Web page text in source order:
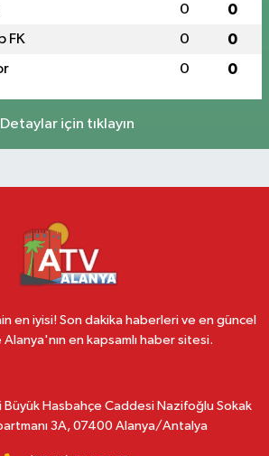
0 0
FK 0 0
0 0
Detaylar için tıklayın
en iyisi! Son dakika haberleri ve en güncel
en kapsamlı haber sitesi.
Büyük Hasbahçe Caddesi Nazifoğlu Sokak
3A, 07400 Alanya/Antalya